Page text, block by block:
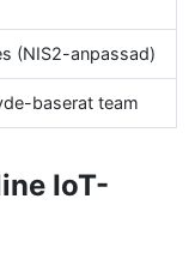
(NIS2-anpassad)
baserat team
IoT-